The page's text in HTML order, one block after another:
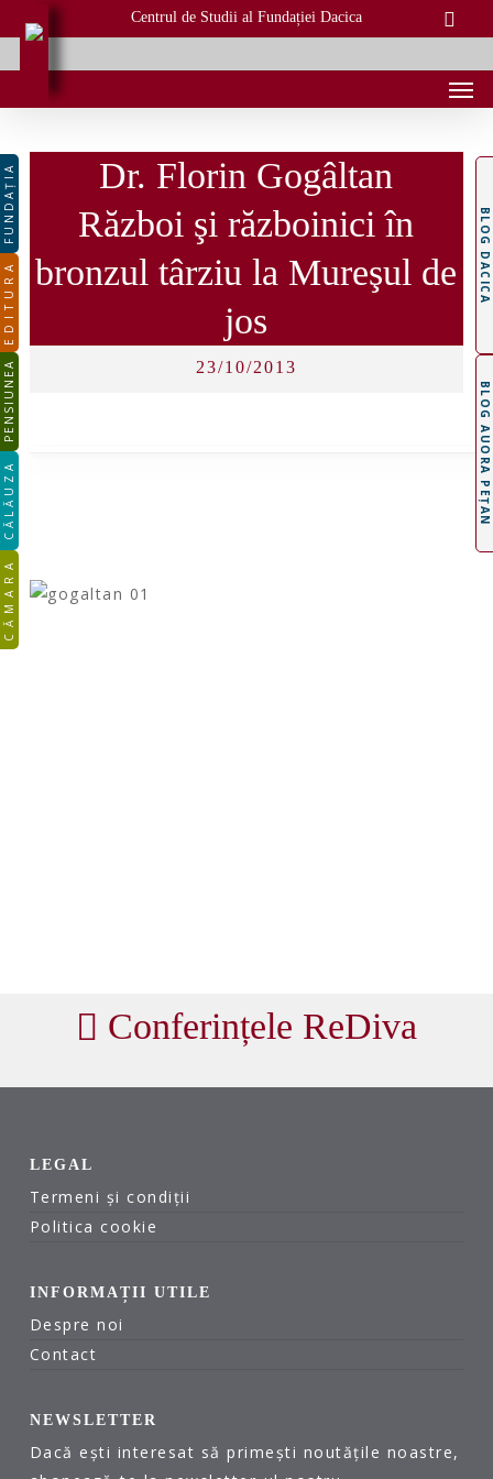
to
main
content
Centrul de Studii al Fundației Dacica
FUNDAȚIA
EDITURA
PENSIUNEA
CĂLĂUZA
CĂMARA
BLOG AUORA PEȚAN
BLOG DACICA
Dr. Florin Gogâltan
Război şi războinici în
bronzul târziu la Mureşul de
jos
23/10/2013
Conferințele ReDiva
LEGAL
Termeni și condiții
Politica cookie
INFORMAȚII UTILE
Despre noi
Contact
NEWSLETTER
Dacă ești interesat să primești noutățile noastre,